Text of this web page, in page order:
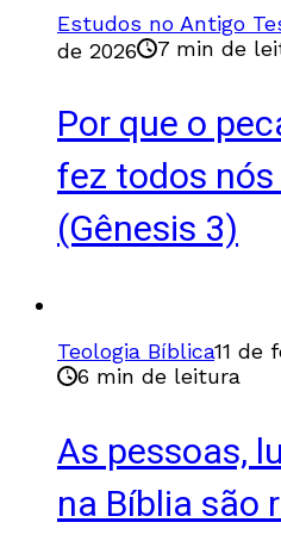
Estudos no Antigo
de 2026
7 min de
Por que o
fez todos
(Gênesis 3)
Teologia Bíblica11 de
6 min de leitura
As pessoas,
na Bíblia são